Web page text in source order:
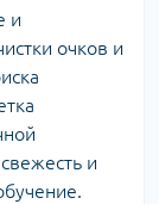
и
очков и
и